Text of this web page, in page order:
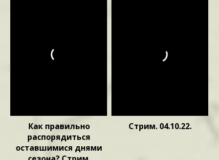
Как правильно
распорядиться
оставшимися днями
Стрим. 04.10.22.